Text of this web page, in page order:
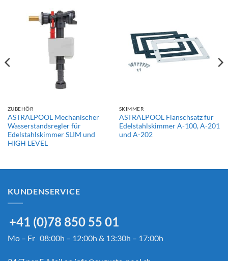
ZUBEHÖR
ASTRALPOOL Mechanischer
Wasserstandsregler für
Edelstahlskimmer SLIM und
HIGH LEVEL
SKIMMER
ASTRALPOOL Flanschsatz für
Edelstahlskimmer A-100, A-201
und A-202
KUNDENSERVICE
+41 (0)78 850 55 01
Mo – Fr 08:00h – 12:00h & 13:30h – 17:00h